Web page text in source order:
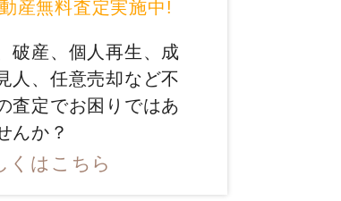
産無料査定実施中!
破産、個人再生、成
人、任意売却など不
査定でお困りではあ
んか？
くはこちら